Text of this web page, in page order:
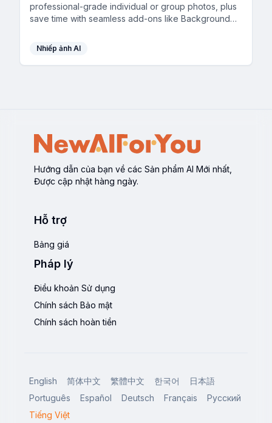
professional-grade individual or group photos, plus
save time with seamless add-ons like Background
Nhiếp ảnh AI
Hướng dẫn của bạn về các Sản phẩm AI Mới nhất,
Được cập nhật hàng ngày.
Hỗ trợ
Bảng giá
Pháp lý
Điều khoản Sử dụng
Chính sách Bảo mật
Chính sách hoàn tiền
English 简体中文 繁體中文 한국어
日本語
Português
Español Deutsch Français
Русский
Tiếng Việt